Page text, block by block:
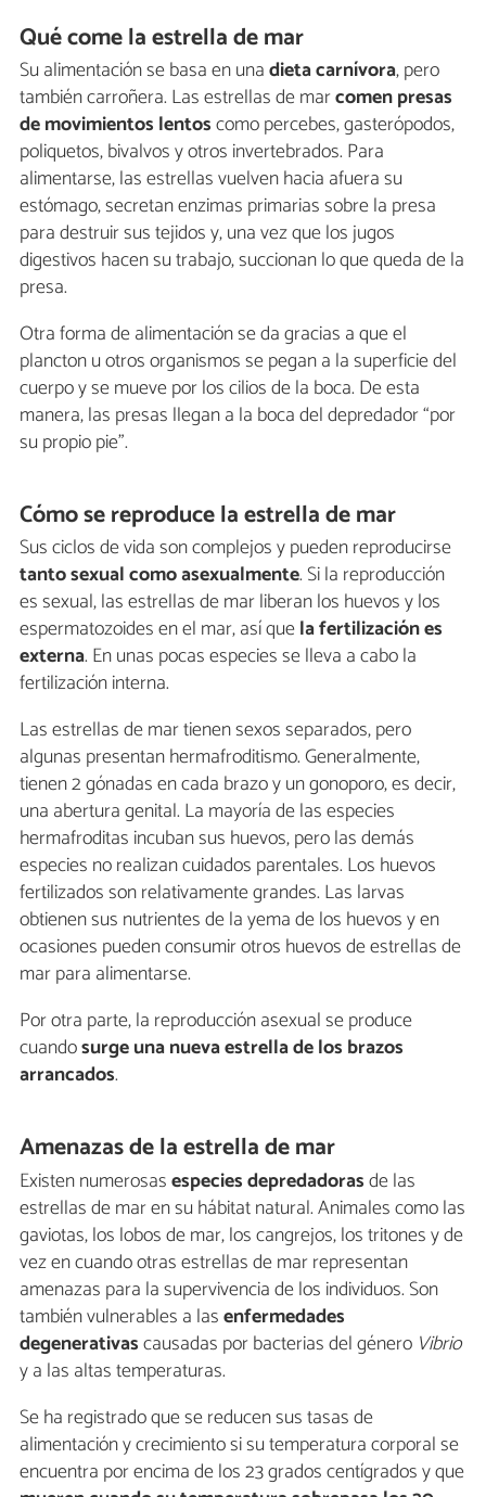
Qué come la estrella de mar
Su alimentación se basa en unadieta carnívora, pero
también carroñera. Las estrellas de marcomen presas
de movimientos lentoscomo percebes, gasterópodos,
poliquetos, bivalvos y otros invertebrados. Para
alimentarse, las estrellas vuelven hacia afuera su
estómago, secretan enzimas primarias sobre la presa
para destruir sus tejidos y, una vez que los jugos
digestivos hacen su trabajo, succionan lo que queda de la
presa.
Otra forma de alimentación se da gracias a que el
plancton u otros organismos se pegan a la superficie del
cuerpo y se mueve por los cilios de la boca. De esta
manera, las presas llegan a la boca del depredador “por
su propio pie”.
Cómo se reproduce la estrella de mar
Sus ciclos de vida son complejos y pueden reproducirse
tanto sexual como asexualmente. Si la reproducción
es sexual, las estrellas de mar liberan los huevos y los
espermatozoides en el mar, así quela fertilización es
externa. En unas pocas especies se lleva a cabo la
fertilización interna.
Las estrellas de mar tienen sexos separados, pero
algunas presentan hermafroditismo. Generalmente,
tienen 2 gónadas en cada brazo y un gonoporo, es decir,
una abertura genital. La mayoría de las especies
hermafroditas incuban sus huevos, pero las demás
especies no realizan cuidados parentales. Los huevos
fertilizados son relativamente grandes. Las larvas
obtienen sus nutrientes de la yema de los huevos y en
ocasiones pueden consumir otros huevos de estrellas de
mar para alimentarse.
Por otra parte, la reproducción asexual se produce
cuandosurge una nueva estrella de los brazos
arrancados.
Amenazas de la estrella de mar
Existen numerosasespecies depredadorasde las
estrellas de mar en su hábitat natural. Animales como las
gaviotas, los lobos de mar, los cangrejos, los tritones y de
vez en cuando otras estrellas de mar representan
amenazas para la supervivencia de los individuos. Son
también vulnerables a lasenfermedades
degenerativascausadas por bacterias del género Vibrio
y a las altas temperaturas.
Se ha registrado que se reducen sus tasas de
alimentación y crecimiento si su temperatura corporal se
encuentra por encima de los 23 grados centígrados y que